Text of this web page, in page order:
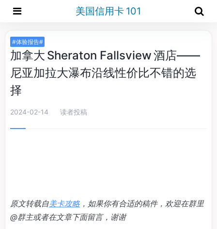
美国信用卡 101
#体验报告#
加拿大 Sheraton Fallsview 酒店——
尼亚加拉大瀑布沿线性价比不错的选
择
2024-02-14 读者投稿
原文转载自美卡攻略 ，如果你有合适的稿件，欢迎在群里
@群主或者在文章下面留言，谢谢